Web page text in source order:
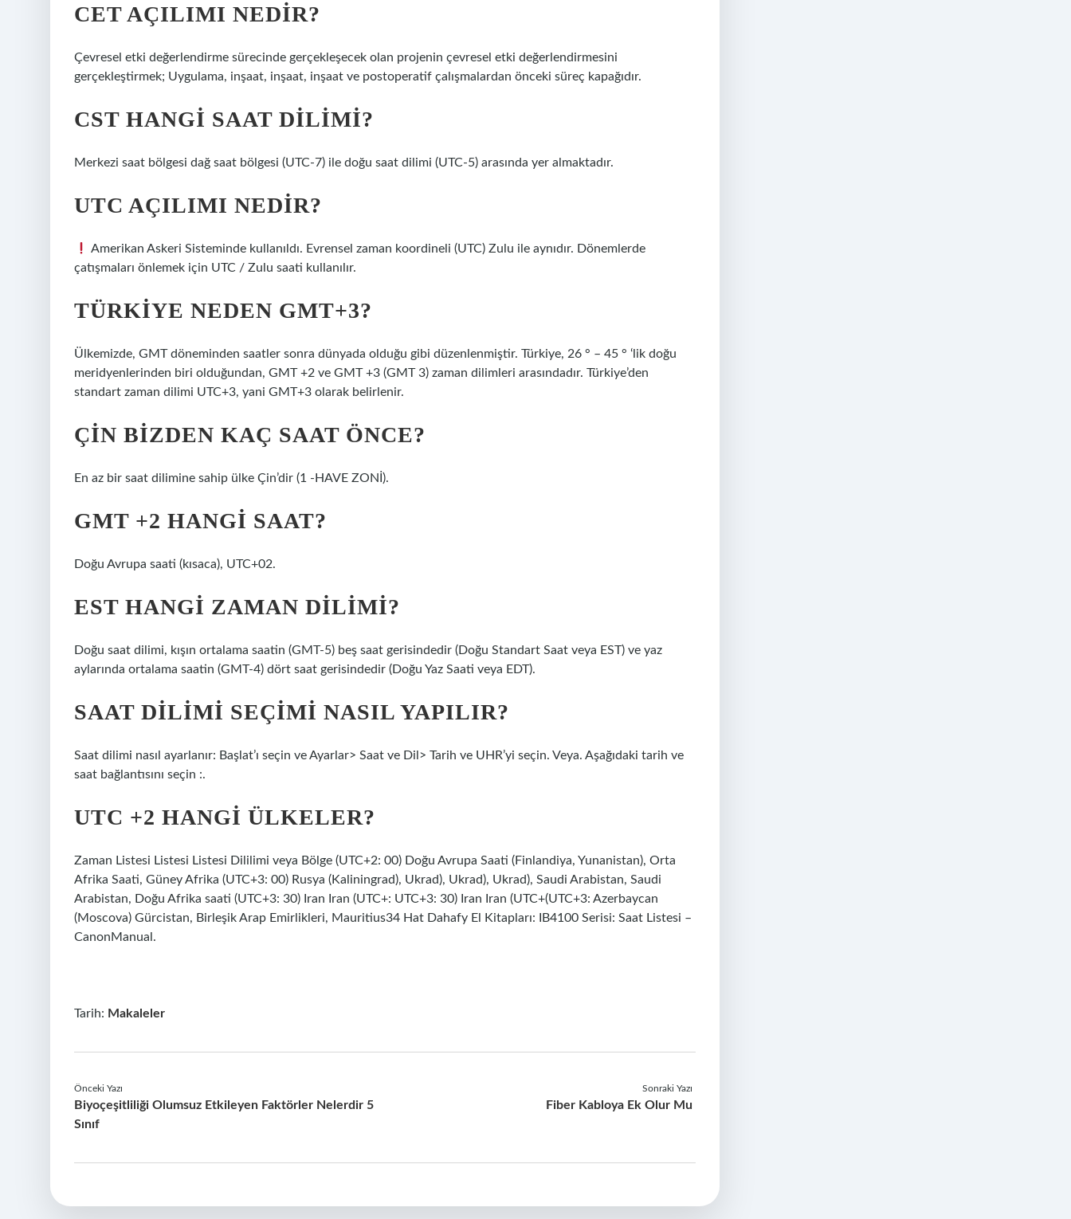
CET AÇILIMI NEDIR?
Çevresel etki değerlendirme sürecinde gerçekleşecek olan projenin çevresel etki değerlendirmesini
gerçekleştirmek; Uygulama, inşaat, inşaat, inşaat ve postoperatif çalışmalardan önceki süreç kapağıdır.
CST HANGI SAAT DILIMI?
Merkezi saat bölgesi dağ saat bölgesi (UTC-7) ile doğu saat dilimi (UTC-5) arasında yer almaktadır.
UTC AÇILIMI NEDIR?
Amerikan Askeri Sisteminde kullanıldı. Evrensel zaman koordineli (UTC) Zulu ile aynıdır. Dönemlerde
çatışmaları önlemek için UTC / Zulu saati kullanılır.
TÜRKIYE NEDEN GMT+3?
Ülkemizde, GMT döneminden saatler sonra dünyada olduğu gibi düzenlenmiştir. Türkiye, 26 ° – 45 ° ‘lik doğu
meridyenlerinden biri olduğundan, GMT +2 ve GMT +3 (GMT 3) zaman dilimleri arasındadır. Türkiye’den
standart zaman dilimi UTC+3, yani GMT+3 olarak belirlenir.
ÇIN BIZDEN KAÇ SAAT ÖNCE?
En az bir saat dilimine sahip ülke Çin’dir (1 -HAVE ZONİ).
GMT +2 HANGI SAAT?
Doğu Avrupa saati (kısaca), UTC+02.
EST HANGI ZAMAN DILIMI?
Doğu saat dilimi, kışın ortalama saatin (GMT-5) beş saat gerisindedir (Doğu Standart Saat veya EST) ve yaz
aylarında ortalama saatin (GMT-4) dört saat gerisindedir (Doğu Yaz Saati veya EDT).
SAAT DILIMI SEÇIMI NASIL YAPILIR?
Saat dilimi nasıl ayarlanır: Başlat’ı seçin ve Ayarlar> Saat ve Dil> Tarih ve UHR’yi seçin. Veya. Aşağıdaki tarih ve
saat bağlantısını seçin :.
UTC +2 HANGI ÜLKELER?
Zaman Listesi Listesi Listesi Dililimi veya Bölge (UTC+2: 00) Doğu Avrupa Saati (Finlandiya, Yunanistan), Orta
Afrika Saati, Güney Afrika (UTC+3: 00) Rusya (Kaliningrad), Ukrad), Ukrad), Ukrad), Saudi Arabistan, Saudi
Arabistan, Doğu Afrika saati (UTC+3: 30) Iran Iran (UTC+: UTC+3: 30) Iran Iran (UTC+(UTC+3: Azerbaycan
(Moscova) Gürcistan, Birleşik Arap Emirlikleri, Mauritius34 Hat Dahafy El Kitapları: IB4100 Serisi: Saat Listesi –
CanonManual.
Tarih: Makaleler
Önceki Yazı
Biyoçeşitliliği Olumsuz Etkileyen Faktörler Nelerdir 5
Sınıf
Sonraki Yazı
Fiber Kabloya Ek Olur Mu